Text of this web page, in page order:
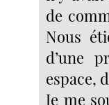
de
Nous
d’une
espace,
Je me